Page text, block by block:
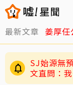
最新文章 姜厚任
SJ始源無
文直問：